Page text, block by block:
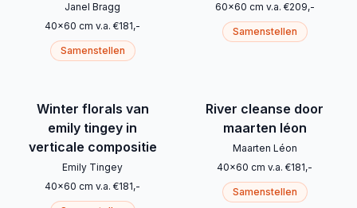
Janel Bragg
40x60 cm v.a. €181,-
Samenstellen
60x60 cm v.a. €209,-
Samenstellen
Winter florals van
emily tingey in
verticale compositie
Emily Tingey
40x60 cm v.a. €181,-
River cleanse door
maarten léon
Maarten Léon
40x60 cm v.a. €181,-
Samenstellen